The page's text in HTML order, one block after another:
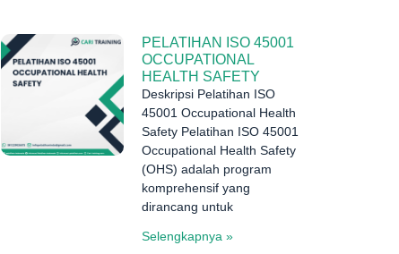
PELATIHAN ISO 45001
OCCUPATIONAL
HEALTH SAFETY
Deskripsi Pelatihan ISO
45001 Occupational Health
Safety Pelatihan ISO 45001
Occupational Health Safety
(OHS) adalah program
komprehensif yang
dirancang untuk
Selengkapnya »